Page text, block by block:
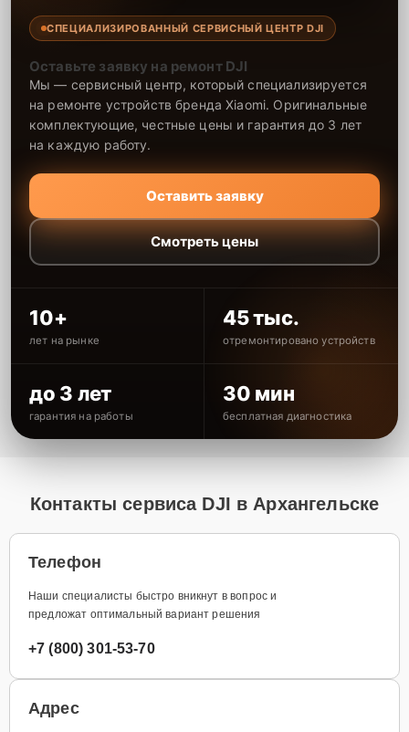
СПЕЦИАЛИЗИРОВАННЫЙ СЕРВИСНЫЙ ЦЕНТР DJI
Оставьте заявку на ремонт DJI
Мы — сервисный центр, который специализируется
на ремонте устройств бренда Xiaomi. Оригинальные
комплектующие, честные цены и гарантия до 3 лет
на каждую работу.
Оставить заявку
Смотреть цены
10+
лет на рынке
45 тыс.
отремонтировано устройств
до 3 лет
гарантия на работы
30 мин
бесплатная диагностика
Контакты сервиса DJI в Архангельске
Телефон
Наши специалисты быстро вникнут в вопрос и
предложат оптимальный вариант решения
+7 (800) 301-53-70
Адрес